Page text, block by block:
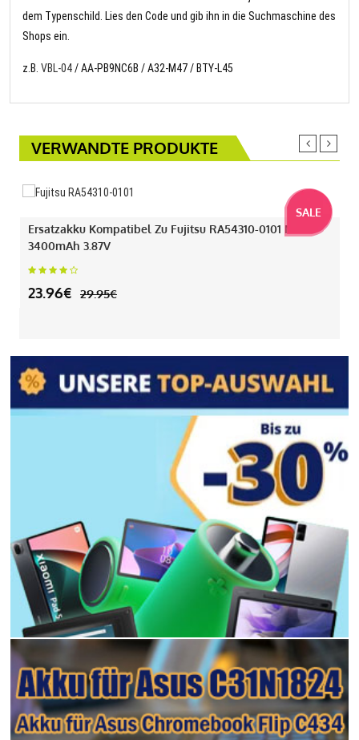
dem Typenschild. Lies den Code und gib ihn in die Suchmaschine des
Shops ein.
z.B. VBL-04/ AA-PB9NC6B / A32-M47 / BTY-L45
VERWANDTE PRODUKTE
SALE
Ersatzakku Kompatibel Zu Fujitsu RA54310-0101 Mit
3400mAh 3.87V
23.96€ 29.95€